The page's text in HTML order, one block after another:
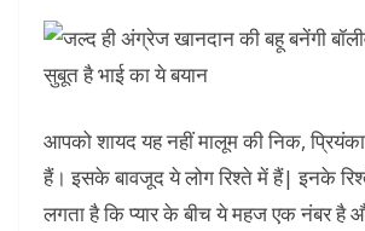
आपको शायद यह नहीं मालूम की निक,
हैं। इसके बावजूद ये लोग रिश्ते में हैं| इनके
लगता है कि प्यार के बीच ये महज एक नंबर है